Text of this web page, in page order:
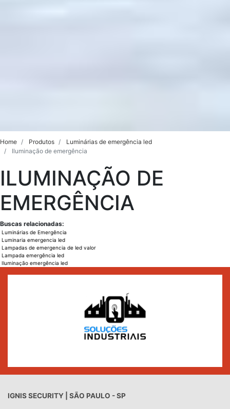
Home Produtos
Luminárias de emergência led
Iluminação de emergência
ILUMINAÇÃO DE
EMERGÊNCIA
Buscas relacionadas:
Luminárias de Emergência
Luminaria emergencia led
Lampadas de emergencia de led valor
Lampada emergência led
Iluminação emergência led
IGNIS SECURITY | SÃO PAULO - SP